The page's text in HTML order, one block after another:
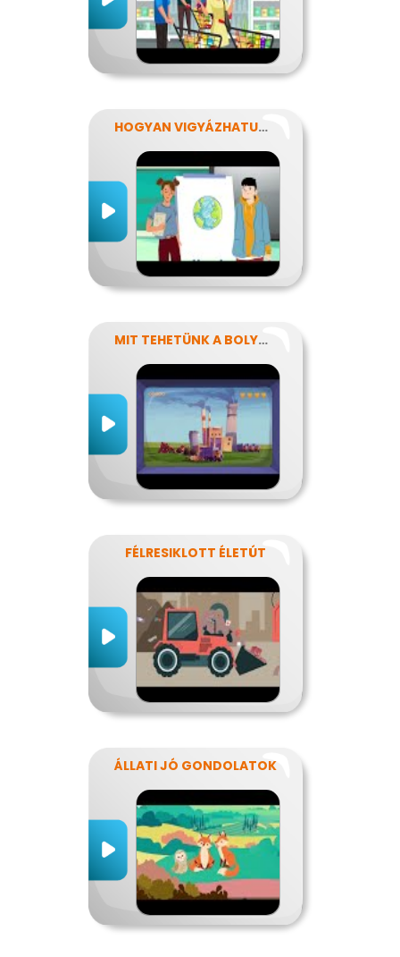
HOGYAN VIGYÁZHATUNK A FÖLDRE?
MIT TEHETÜNK A BOLYGÓNKÉRT?
FÉLRESIKLOTT ÉLETÚT
ÁLLATI JÓ GONDOLATOK